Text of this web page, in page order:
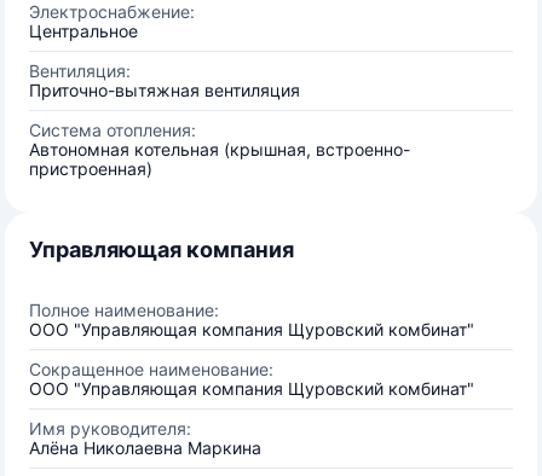
Электроснабжение:
Центральное
Вентиляция:
Приточно-вытяжная вентиляция
Система отопления:
Автономная котельная (крышная, встроенно-
пристроенная)
Управляющая компания
Полное наименование:
ООО "Управляющая компания Щуровский комбинат"
Сокращенное наименование:
ООО "Управляющая компания Щуровский комбинат"
Имя руководителя:
Алёна Николаевна Маркина